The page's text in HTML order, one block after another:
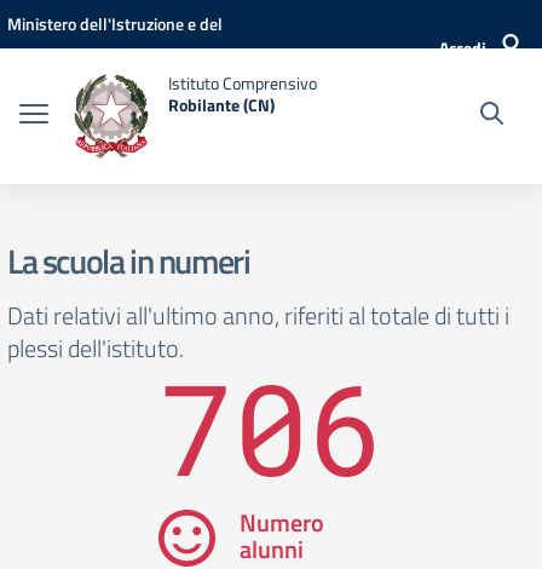
Vai ai contenuti
Vai al menu di navigazione
Vai al footer
Ministero dell'Istruzione e del
Accedi
Istituto Comprensivo
Robilante (CN)
La scuola in numeri
Dati relativi all'ultimo anno, riferiti al totale di tutti i
plessi dell'istituto.706
Numero
alunni